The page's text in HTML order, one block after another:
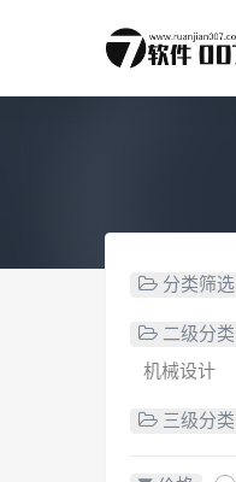
分类筛选
二级分类
机械设计
三级分类